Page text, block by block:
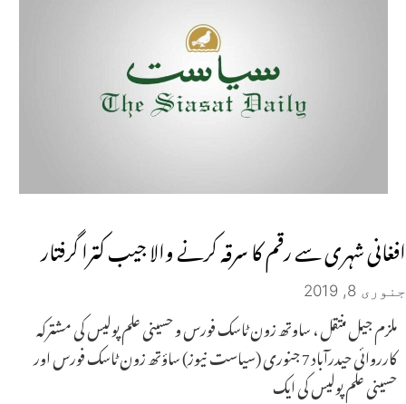
افغانی شہری سے رقم کا سرقہ کرنے والا جیب کترا گرفتار
جنوری 8, 2019
ملزم جیل منتقل ، ساوتھ زون ٹاسک فورس و حسینی علم پولیس کی مشترکہ
کارروائی حیدرآباد 7 جنوری (سیاست نیوز) ساؤتھ زون ٹاسک فورس اور
حسینی علم پولیس کی ایک